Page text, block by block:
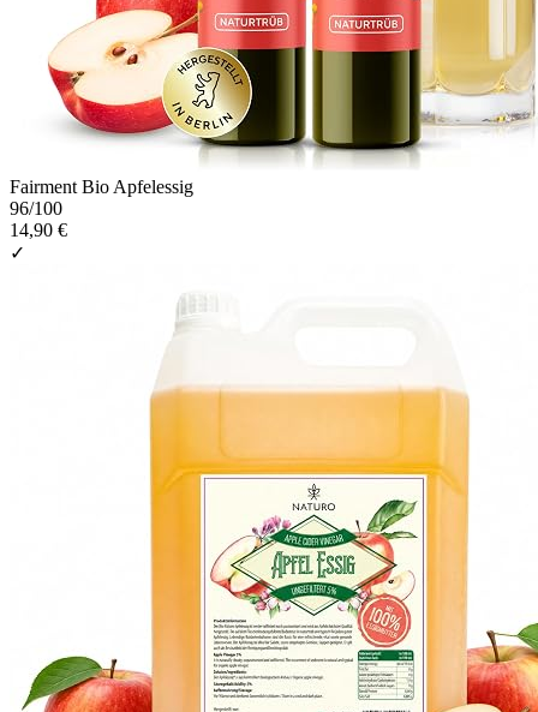
Fairment Bio Apfelessig
96/100
14,90 €
✓